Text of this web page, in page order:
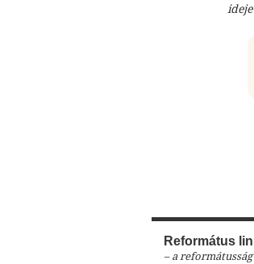
Református
– a